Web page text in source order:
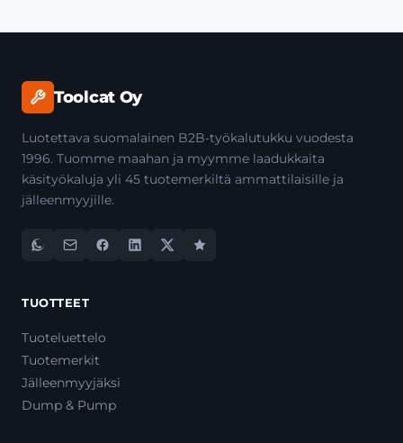
Toolcat Oy
Luotettava suomalainen B2B-työkalutukku vuodesta
1996. Tuomme maahan ja myymme laadukkaita
käsityökaluja yli 45 tuotemerkiltä ammattilaisille ja
jälleenmyyjille.
TUOTTEET
Tuoteluettelo
Tuotemerkit
Jälleenmyyjäksi
Dump & Pump